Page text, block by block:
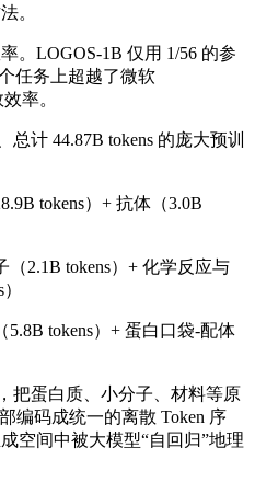
。
。LOGOS-1B 仅用 1/56 的参
任务上超越了微软
率。
计 44.87B tokens 的庞大预训
tokens）+ 抗体（3.0B
2.1B tokens）+ 化学反应与
tokens）+ 蛋白口袋-配体
把蛋白质、小分子、材料等原
编码成统一的离散 Token 序
空间中被大模型“自回归”地理